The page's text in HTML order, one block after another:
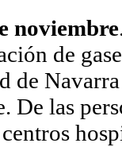
noviembre
de
de
De las